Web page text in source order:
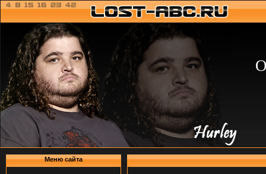
Меню сайта